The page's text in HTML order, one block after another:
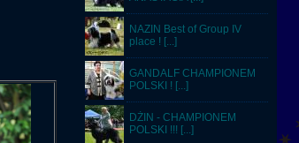
NAZIN Best of Group IV
place ! [...]
GANDALF CHAMPIONEM
POLSKI ! [...]
DŻIN - CHAMPIONEM
POLSKI !!! [...]